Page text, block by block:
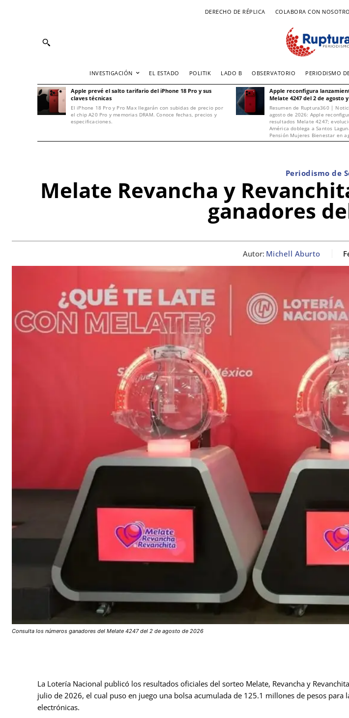
DERECHO DE RÉPLICA COLABORA CON
INVESTIGACIÓN EL ESTADO POLITIK LADO B OBSERVATORIO PERIODISMO
Apple prevé el salto tarifario del iPhone 18 Pro y sus
claves técnicas
El iPhone 18 Pro y Pro Max llegarán con subidas de precio por
el chip A20 Pro y memorias DRAM. Conoce fechas, precios y
especificaciones.
Apple reconfigura
Melate 4247 del 2 de agosto
Resumen de Ruptura360 |
agosto de 2026: Apple
resultados Melate 4247;
América doblega a Santos
Pensión Mujeres Bienestar en
Periodismo de
Melate Revancha y
ganadores
Autor: Michell Aburto
Consulta los números ganadores del Melate 4247 del 2 de agosto de 2026
La Lotería Nacional publicó los resultados oficiales del sorteo Melate, Revancha y
julio de 2026, el cual puso en juego una bolsa acumulada de 125.1 millones de pesos para
electrónicas.